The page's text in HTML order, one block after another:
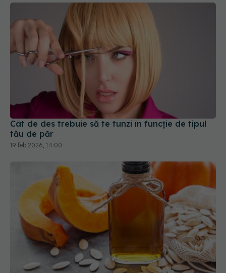
Cât de des trebuie să te tunzi în funcție de tipul
tău de păr
19 feb 2026, 14:00